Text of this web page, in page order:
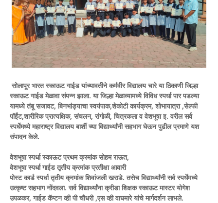
सोलापूर भारत स्काऊट गाईड यांच्यावतीने कर्मवीर विद्यालय चारे या ठिकाणी जिल्हा
स्काऊट गाईड मेळावा संपन्न झाला. या जिल्हा मेळाव्यामध्ये विविध स्पर्धा पार पडल्या
यामध्ये तंबू सजावट, बिनभांड्याचा स्वयंपाक,शेकोटी कार्यक्रम, शोभायात्रा ,सेल्फी
पॉईंट,शारीरिक प्रात्यक्षिक, संचलन, रांगोळी, चित्रकला व वेशभूषा इ. वरील सर्व
स्पर्धेमध्ये महाराष्ट्र विद्यालय बार्शी च्या विद्यार्थ्यांनी सहभाग घेऊन पुढील प्रमाणे यश
संपादन केले.
वेशभूषा स्पर्धा स्काऊट प्रथम क्रमांक सोहम राऊत,
वेशभूषा स्पर्धा गाईड तृतीय क्रमांक प्रतीक्षा आवारी
पोस्ट कार्ड स्पर्धा तृतीय क्रमांक शिवांजली खराडे. तसेच विद्यार्थ्यांनी सर्व स्पर्धेमध्ये
उत्कृष्ट सहभाग नोंदवला. सर्व विद्यार्थ्यांना क्रीडा शिक्षक स्काऊट मास्टर योगेश
उपळकर, गाईड कॅप्टन व्ही पी चौधरी ,एस व्ही वाघमारे यांचे मार्गदर्शन लाभले.